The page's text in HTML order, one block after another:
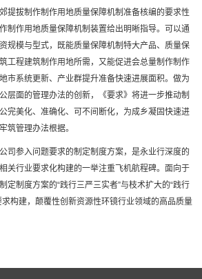
提拔制作制作用地质量保障机制准备核编的要求性
制作用地质量保障机制装置给出明晰指导。可以通
规模与型式，既能质量保障机制特大产品、质量保
工程建筑制作用地所需，又能促进会总量制作制作
市系统更新、产业群提升准备快速进展面积。做为
层面的管理办法的创新，《要求》将进一步推动制
完美化、准确化、可不间断化，为成乡凝固快速进
筑管理办法根据。
司参入问题要求的制定制度方案，是永业行深度的
关行业要求化构建的一举注重飞机航程碑。面向于
定制度方案的“践行三严三实者”与枝术扩大的“践行
构建，颠覆性创新资源性环镜行业领域的高品质量